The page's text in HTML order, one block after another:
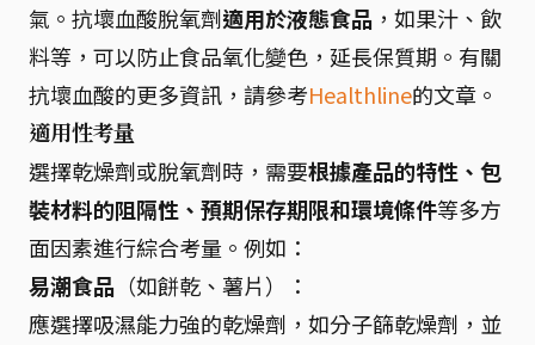
氣。抗壞血酸脫氧劑適用於液態食品 ，如果汁、飲
料等，可以防止食品氧化變色，延長保質期。有關
抗壞血酸的更多資訊，請參考Healthline的文章。
適用性考量
選擇乾燥劑或脫氧劑時，需要根據產品的特性、包
裝材料的阻隔性、預期保存期限和環境條件等多方
面因素進行綜合考量。例如：
易潮食品 （如餅乾、薯片）：
應選擇吸濕能力強的乾燥劑，如分子篩乾燥劑，並